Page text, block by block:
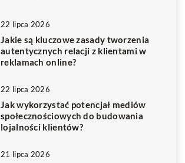
22 lipca 2026
Jakie są kluczowe zasady tworzenia
autentycznych relacji z klientami w
reklamach online?
22 lipca 2026
Jak wykorzystać potencjał mediów
społecznościowych do budowania
lojalności klientów?
21 lipca 2026